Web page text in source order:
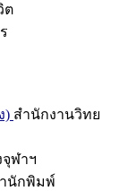
ต
) สำนักงานวิทย
ฬาฯ
นักพิมพ์